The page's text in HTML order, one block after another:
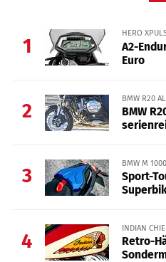
1
HERO
A2-
Euro
2
BMW R20
BMW
3
BMW M
Sport-
4
INDIAN
Retro-